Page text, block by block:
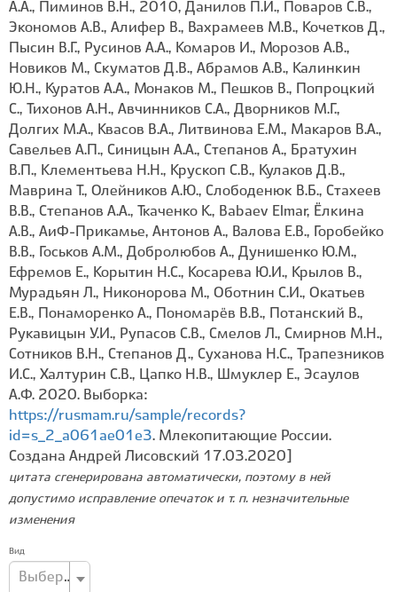
А.А., Пиминов В.Н., 2010, Данилов П.И., Поваров С.В.,
Экономов А.В., Алифер В., Вахрамеев М.В., Кочетков Д.,
Пысин В.Г., Русинов А.А., Комаров И., Морозов А.В.,
Новиков М., Скуматов Д.В., Абрамов А.В., Калинкин
Ю.Н., Куратов А.А., Монаков М., Пешков В., Попроцкий
С., Тихонов А.Н., Авчинников С.А., Дворников М.Г.,
Долгих М.А., Квасов В.А., Литвинова Е.М., Макаров В.А.,
Савельев А.П., Синицын А.А., Степанов А., Братухин
В.П., Клементьева Н.Н., Крускоп С.В., Кулаков Д.В.,
Маврина Т., Олейников А.Ю., Слободенюк В.Б., Стахеев
В.В., Степанов А.А., Ткаченко К., Babaev Elmar, Ёлкина
А.В., АиФ-Прикамье, Антонов А., Валова Е.В., Горобейко
В.В., Госьков А.М., Добролюбов А., Дунишенко Ю.М.,
Ефремов Е., Корытин Н.С., Косарева Ю.И., Крылов В.,
Мурадьян Л., Никонорова М., Оботнин С.И., Окатьев
Е.В., Понаморенко А., Пономарёв В.В., Потанский В.,
Рукавицын У.И., Рупасов С.В., Смелов Л., Смирнов М.Н.,
Сотников В.Н., Степанов Д., Суханова Н.С., Трапезников
И.С., Халтурин С.В., Цапко Н.В., Шмуклер Е., Эсаулов
А.Ф. 2020. Выборка:
https://rusmam.ru/sample/records?
id=s_2_a061ae01e3. Млекопитающие России.
Создана Андрей Лисовский 17.03.2020]
цитата сгенерирована автоматически, поэтому в ней
допустимо исправление опечаток и т. п. незначительные
изменения
Вид
Выберите вид...